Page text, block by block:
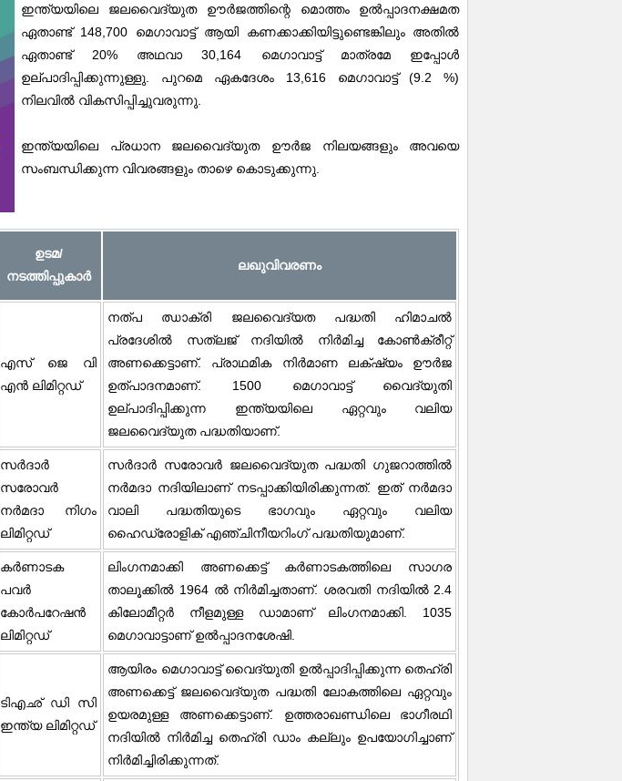
ഇന്ത്യയിലെ ജലവൈദ്യുത ഊർജത്തിന്റെ മൊത്തം ഉൽപ്പാദനക്ഷമത
ഏതാണ്ട് 148,700 മെഗാവാട്ട് ആയി കണക്കാക്കിയിട്ടുണ്ടെങ്കിലും അതിൽ
ഏതാണ്ട് 20% അഥവാ 30,164 മെഗാവാട്ട് മാത്രമേ ഇപ്പോൾ
ഉല്പാദിപ്പിക്കുന്നുള്ളു. പുറമെ ഏകദേശം 13,616 മെഗാവാട്ട് (9.2 %)
നിലവിൽ വികസിപ്പിച്ചുവരുന്നു.
ഇന്ത്യയിലെ പ്രധാന ജലവൈദ്യുത ഊർജ നിലയങ്ങളും അവയെ
സംബന്ധിക്കുന്ന വിവരങ്ങളും താഴെ കൊടുക്കുന്നു.
ഉടമ/
നടത്തിപ്പുകാർ
ലഖുവിവരണം
എസ് ജെ വി
എൻ ലിമിറ്റഡ്
നത്പ ഝാക്രി ജലവൈദ്യത പദ്ധതി ഹിമാചൽ
പ്രദേശിൽ സത്ലജ് നദിയിൽ നിർമിച്ച കോൺക്രീറ്റ്
അണക്കെട്ടാണ്. പ്രാഥമിക നിർമാണ ലക്‌ഷ്യം ഊർജ
ഉത്പാദനമാണ്. 1500 മെഗാവാട്ട് വൈദ്യുതി
ഉല്പാദിപ്പിക്കുന്ന ഇന്ത്യയിലെ ഏറ്റവും വലിയ
ജലവൈദ്യുത പദ്ധതിയാണ്.
സർദാർ
സരോവർ
നർമദാ നിഗം
ലിമിറ്റഡ്
സർദാർ സരോവർ ജലവൈദ്യുത പദ്ധതി ഗുജറാത്തിൽ
നർമദാ നദിയിലാണ് നടപ്പാക്കിയിരിക്കുന്നത്. ഇത് നർമദാ
വാലി പദ്ധതിയുടെ ഭാഗവും ഏറ്റവും വലിയ
ഹൈഡ്രോളിക് എഞ്ചിനീയറിംഗ് പദ്ധതിയുമാണ്.
കർണാടക
പവർ
കോർപറേഷൻ
ലിമിറ്റഡ്
ലിംഗനമാക്കി അണക്കെട്ട് കർണാടകത്തിലെ സാഗര
താലൂക്കിൽ 1964 ൽ നിർമിച്ചതാണ്. ശരവതി നദിയിൽ 2.4
കിലോമീറ്റർ നീളമുള്ള ഡാമാണ് ലിംഗനമാക്കി. 1035
മെഗാവാട്ടാണ് ഉൽപ്പാദനശേഷി.
ടിഎഛ് ഡി സി
ഇന്ത്യ ലിമിറ്റഡ്
ആയിരം മെഗാവാട്ട് വൈദ്യുതി ഉൽപ്പാദിപ്പിക്കുന്ന തെഹ്‌രി
അണക്കെട്ട് ജലവൈദ്യുത പദ്ധതി ലോകത്തിലെ ഏറ്റവും
ഉയരമുള്ള അണക്കെട്ടാണ്. ഉത്തരാഖണ്ഡിലെ ഭാഗീരഥി
നദിയിൽ നിർമിച്ച തെഹ്‌രി ഡാം കല്ലും ഉപയോഗിച്ചാണ്
നിർമിച്ചിരിക്കുന്നത്.